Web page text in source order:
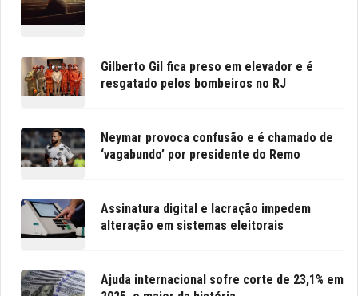
Gilberto Gil fica preso em elevador e é
resgatado pelos bombeiros no RJ
Neymar provoca confusão e é chamado de
‘vagabundo’ por presidente do Remo
Assinatura digital e lacração impedem
alteração em sistemas eleitorais
Ajuda internacional sofre corte de 23,1% em